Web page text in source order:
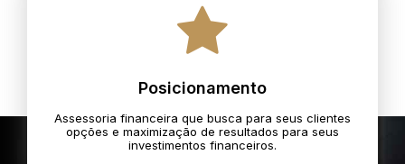
Posicionamento
Assessoria financeira que busca para seus clientes
opções e maximização de resultados para seus
investimentos financeiros.